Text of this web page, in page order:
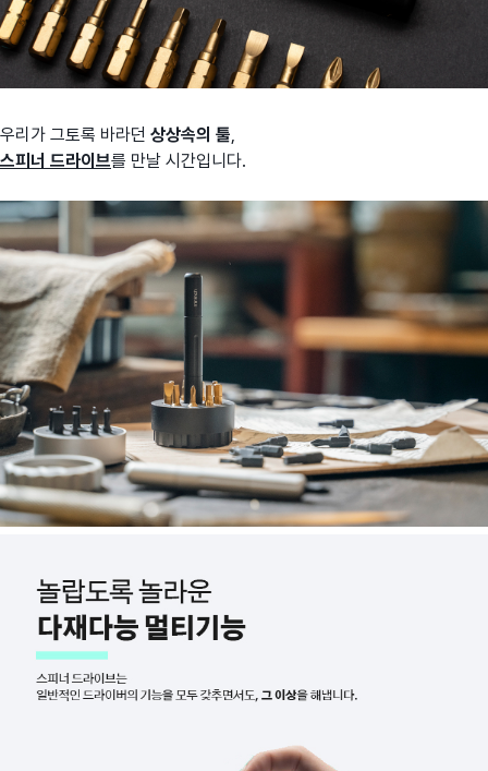
우리가 그토록 바라던 상상속의 툴,
스피너 드라이브를 만날 시간입니다.